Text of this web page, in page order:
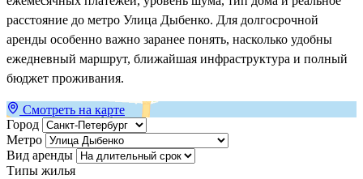
расстояние до метро Улица Дыбенко. Для долгосрочной
аренды особенно важно заранее понять, насколько удобны
ежедневный маршрут, ближайшая инфраструктура и полный
бюджет проживания.
Смотреть на карте
Город
Метро
Вид аренды
Типы жилья